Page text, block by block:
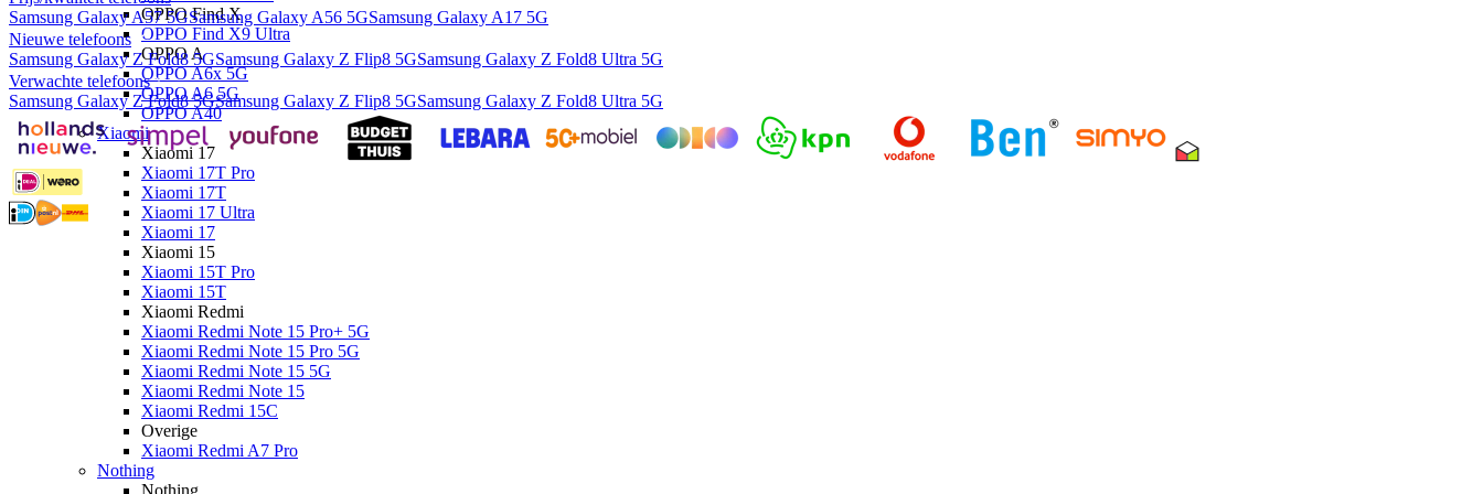
OPPO Find X
OPPO Find X9 Ultra
OPPO A
OPPO A6x 5G
OPPO A6 5G
OPPO A40
Xiaomi
Xiaomi 17
Xiaomi 17T Pro
Xiaomi 17T
Xiaomi 17 Ultra
Xiaomi 17
Xiaomi 15
Xiaomi 15T Pro
Xiaomi 15T
Xiaomi Redmi
Xiaomi Redmi Note 15 Pro+ 5G
Xiaomi Redmi Note 15 Pro 5G
Xiaomi Redmi Note 15 5G
Xiaomi Redmi Note 15
Xiaomi Redmi 15C
Overige
Xiaomi Redmi A7 Pro
Nothing
Nothing
Samsung Galaxy A57 5GSamsung Galaxy A56 5GSamsung Galaxy A17 5G
Nieuwe telefoons
Samsung Galaxy Z Fold8 5GSamsung Galaxy Z Flip8 5GSamsung Galaxy Z Fold8 Ultra 5G
Verwachte telefoons
Samsung Galaxy Z Fold8 5GSamsung Galaxy Z Flip8 5GSamsung Galaxy Z Fold8 Ultra 5G